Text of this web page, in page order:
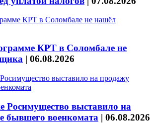
КРТ в Соломбале не
| 06.08.2026
Росимущество выставило на
бывшего военкомата | 06.08.2026